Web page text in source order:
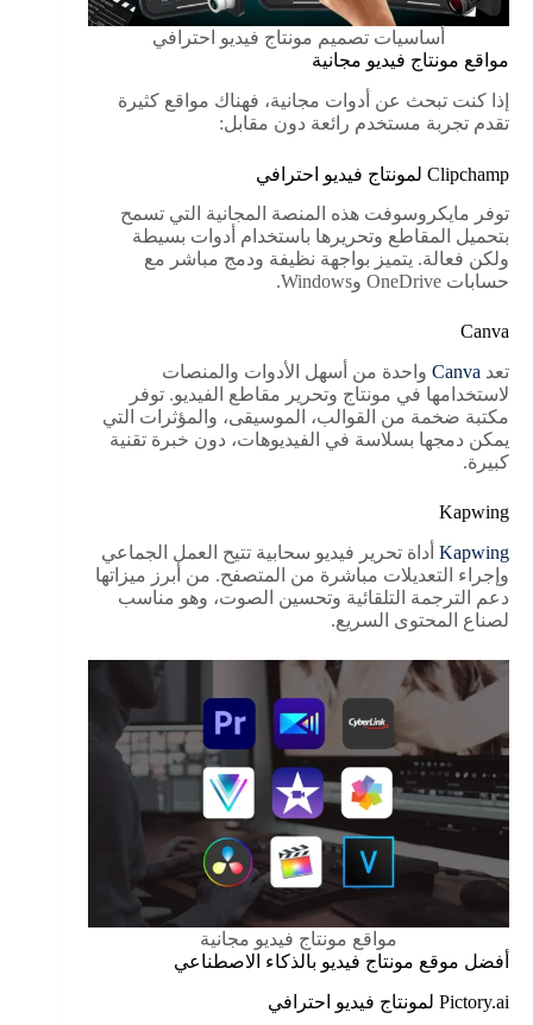
أساسيات تصميم مونتاج فيديو احترافي
مواقع مونتاج فيديو مجانية
إذا كنت تبحث عن أدوات مجانية، فهناك مواقع كثيرة
تقدم تجربة مستخدم رائعة دون مقابل:
Clipchamp لمونتاج فيديو احترافي
توفر مايكروسوفت هذه المنصة المجانية التي تسمح
بتحميل المقاطع وتحريرها باستخدام أدوات بسيطة
ولكن فعالة. يتميز بواجهة نظيفة ودمج مباشر مع
حسابات OneDrive وWindows.
Canva
تعد Canva واحدة من أسهل الأدوات والمنصات
لاستخدامها في مونتاج وتحرير مقاطع الفيديو. توفر
مكتبة ضخمة من القوالب، الموسيقى، والمؤثرات التي
يمكن دمجها بسلاسة في الفيديوهات، دون خبرة تقنية
كبيرة.
Kapwing
Kapwing أداة تحرير فيديو سحابية تتيح العمل الجماعي
وإجراء التعديلات مباشرة من المتصفح. من أبرز ميزاتها
دعم الترجمة التلقائية وتحسين الصوت، وهو مناسب
لصناع المحتوى السريع.
مواقع مونتاج فيديو مجانية
أفضل موقع مونتاج فيديو بالذكاء الاصطناعي
Pictory.ai لمونتاج فيديو احترافي